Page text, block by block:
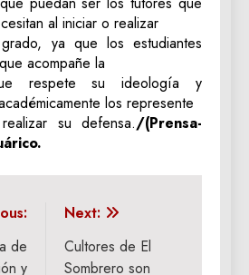
al iniciar o realizar
ya que los estudiantes
acompañe la
respete su ideología y
los represente
su defensa./(Prensa-
de
y
Next:
Cultores de El
Sombrero son